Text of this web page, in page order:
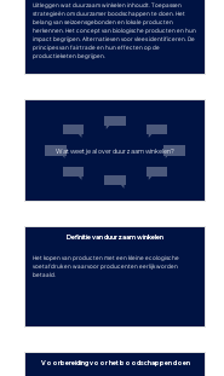
Uitleggen wat duurzaam winkelen inhoudt. Toepassen
strategieën om duurzamer boodschappen te doen. Het
belang van seizoensgebonden en lokale producten
herkennen. Het concept van biologische producten en hun
impact begrijpen. Alternatieven voor vlees identificeren. De
principes van fairtrade en hun effecten op de
productieketen begrijpen.
Wat weet je al over duurzaam winkelen?
Definitie van duurzaam winkelen
Het kopen van producten met een kleine ecologische
voetafdruk en waarvoor producenten eerlijk worden
betaald.
Voorbereiding voor het boodschappen doen